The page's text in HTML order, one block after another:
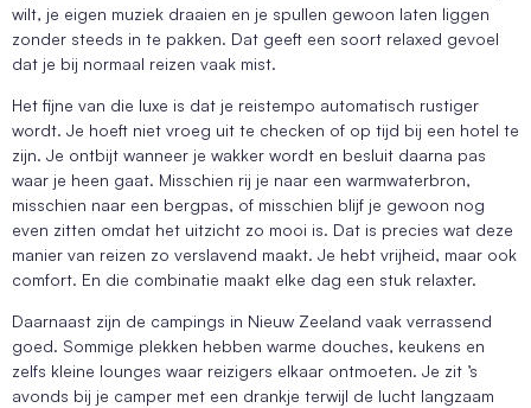
wilt, je eigen muziek draaien en je spullen gewoon laten liggen
zonder steeds in te pakken. Dat geeft een soort relaxed gevoel
dat je bij normaal reizen vaak mist.
Het fijne van die luxe is dat je reistempo automatisch rustiger
wordt. Je hoeft niet vroeg uit te checken of op tijd bij een hotel te
zijn. Je ontbijt wanneer je wakker wordt en besluit daarna pas
waar je heen gaat. Misschien rij je naar een warmwaterbron,
misschien naar een bergpas, of misschien blijf je gewoon nog
even zitten omdat het uitzicht zo mooi is. Dat is precies wat deze
manier van reizen zo verslavend maakt. Je hebt vrijheid, maar ook
comfort. En die combinatie maakt elke dag een stuk relaxter.
Daarnaast zijn de campings in Nieuw Zeeland vaak verrassend
goed. Sommige plekken hebben warme douches, keukens en
zelfs kleine lounges waar reizigers elkaar ontmoeten. Je zit ’s
avonds bij je camper met een drankje terwijl de lucht langzaam